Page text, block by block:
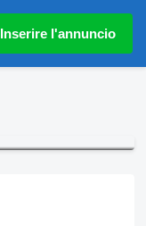
Inserire l'annuncio